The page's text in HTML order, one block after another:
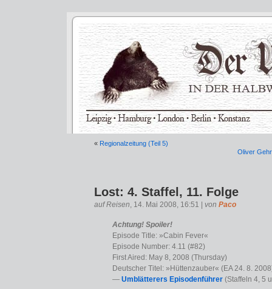
« Regionalzeitung (Teil 5)
Oliver
Lost: 4. Staffel, 11. Folge
auf Reisen, 14. Mai 2008, 16:51 | von Paco
Achtung! Spoiler!
Episode Title: »Cabin Fever«
Episode Number: 4.11 (#82)
First Aired: May 8, 2008 (Thursday)
Deutscher Titel: »Hüttenzauber« (EA 24. 8.
— Umblätterers Episodenführer (Staffeln 4, 5